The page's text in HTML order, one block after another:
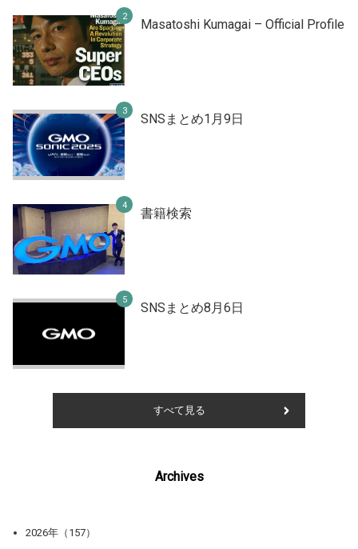
Masatoshi Kumagai – Official Profile
SNSまとめ1月9日
書籍検索
SNSまとめ8月6日
すべて見る
Archives
2026年（157）